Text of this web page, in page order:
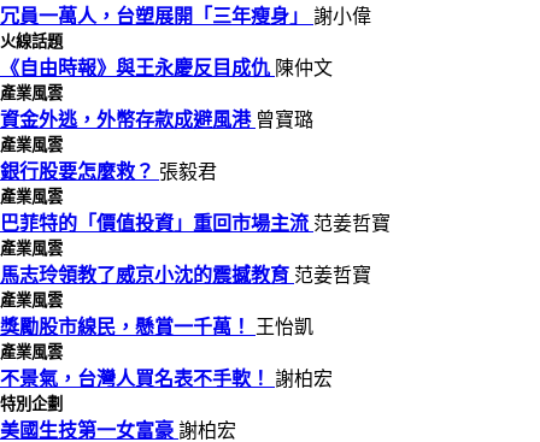
冗員一萬人，台塑展開「三年瘦身」 謝小偉
火線話題
《自由時報》與王永慶反目成仇 陳仲文
產業風雲
資金外逃，外幣存款成避風港 曾寶璐
產業風雲
銀行股要怎麼救？ 張毅君
產業風雲
巴菲特的「價值投資」重回市場主流 范姜哲寶
產業風雲
馬志玲領教了威京小沈的震撼教育 范姜哲寶
產業風雲
獎勵股市線民，懸賞一千萬！ 王怡凱
產業風雲
不景氣，台灣人買名表不手軟！ 謝柏宏
特別企劃
美國生技第一女富豪 謝柏宏